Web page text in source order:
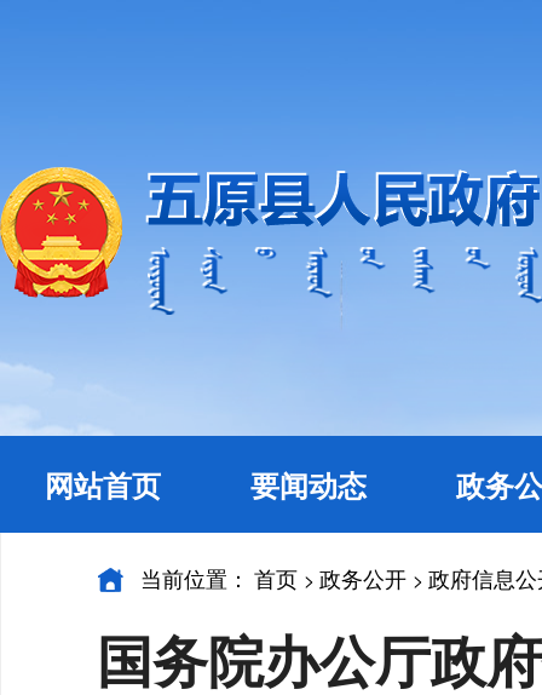
网站首页 要闻动态 政务
当前位置： 首页 > 政务公开 > 政府信息
国务院办公厅政